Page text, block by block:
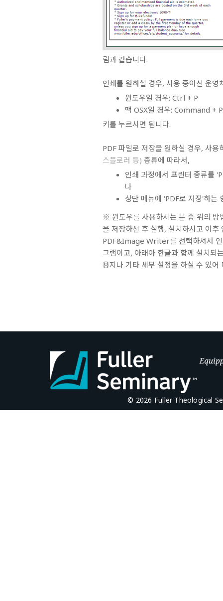
림과 같습니다.
인쇄를 원하실 경우, 사용 중이신 운영
윈도우일 경우: Ctrl + P
맥 OSX일 경우: Command + P
키를 누르시면 됩니다.
PDF 파일로 저장을 원하실 경우, 사용
스플로러 등) 종류에 따라서,
인쇄 과정에서 프린터 종류를 '
나
상단 메뉴에 'PDF로 저장'하는
※ 윈도우를 사용하시는 분 중 위의
을 저장하신 후 실행, 설치하시고 이
PDF&Image Writer를 선택하셔서
그램이고, 아래아 한글과 함께 설치
용지나 기타 세부 설정을 하실 수 있어
© 2026 Fuller Theological